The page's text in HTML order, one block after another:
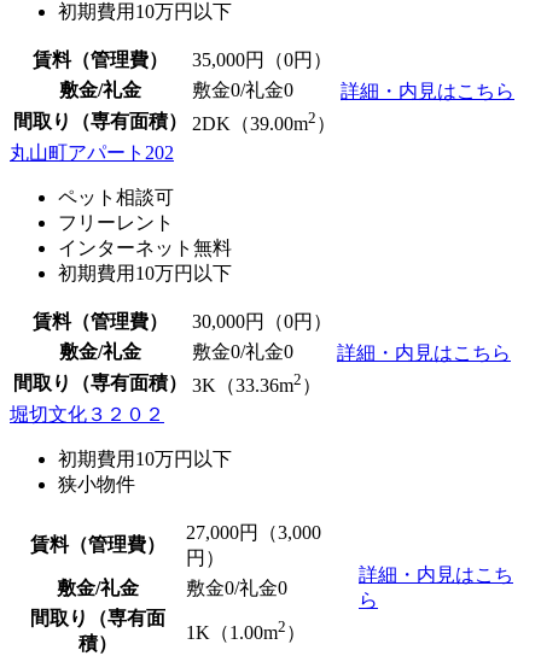
初期費用10万円以下
賃料（管理費） 35,000円（0円）
詳細・内見はこちら
敷金/礼金 敷金0/礼金0
間取り（専有面積）
2DK（39.00m2 ）
丸山町アパート202
ペット相談可
フリーレント
インターネット無料
初期費用10万円以下
賃料（管理費） 30,000円（0円）
詳細・内見はこちら
敷金/礼金 敷金0/礼金0
間取り（専有面積）
3K（33.36m2 ）
堀切文化３２０２
初期費用10万円以下
狭小物件
賃料（管理費）
27,000円（3,000
円）
詳細・内見はこち
ら
敷金/礼金 敷金0/礼金0
間取り（専有面
積）
1K（1.00m2 ）